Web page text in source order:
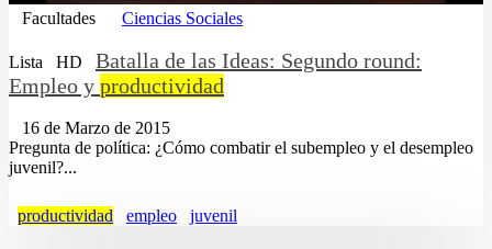
Facultades Ciencias Sociales
Lista HD
Batalla de las Ideas: Segundo round:
Empleo y productividad
16 de Marzo de 2015
Pregunta de política: ¿Cómo combatir el subempleo y el desempleo
juvenil?...
productividad empleo juvenil